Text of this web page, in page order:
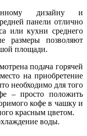
дизайну и
панели отлично
или кухни среднего
размеры позволяют
площади.
подача горячей
на приобретение
необходимо для того
– просто положить
кофе в чашку и
красным цветом.
воды.